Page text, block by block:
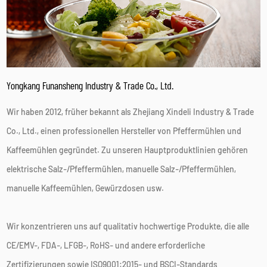
andere Gewürze mahlen, beispielsweise Meersalz, Steinsalz,
Pfefferkörner und verschiedene Kräuter. Diese Vielseitigkeit
macht sie zu einer wertvollen Ergänzung für jede Küche und
ermöglicht es Benutzern, mit verschiedenen
Geschmacksrichtungen und Gewürzen zu experimentieren.
Einige fortgeschrittene Modelle sind sogar mit
unerlässlich, und wiederaufladbare Mühlen verfügen oft über
Modelle verfügen über abnehmbare Mahlwerke oder
Kammern, die für eine gründliche Reinigung leicht zugänglich
Yongkang Funansheng Industry & Trade Co., Ltd.
Wir haben 2012, früher bekannt als Zhejiang Xindeli Industry & Trade
Co., Ltd., einen professionellen Hersteller von Pfeffermühlen und
Kaffeemühlen gegründet. Zu unseren Hauptproduktlinien gehören
elektrische Salz-/Pfeffermühlen, manuelle Salz-/Pfeffermühlen,
manuelle Kaffeemühlen, Gewürzdosen usw.
Wir konzentrieren uns auf qualitativ hochwertige Produkte, die alle
CE/EMV-, FDA-, LFGB-, RoHS- und andere erforderliche
Zertifizierungen sowie ISO9001:2015- und BSCI-Standards